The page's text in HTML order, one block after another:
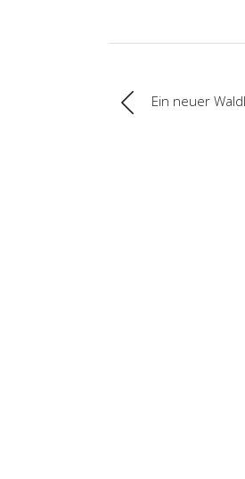
Ein neuer